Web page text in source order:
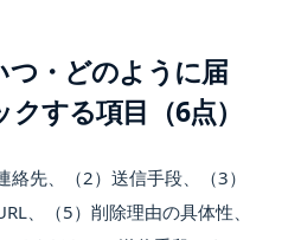
・どのように届
する項目（6点）
先、（2）送信手段、（3）
、（5）削除理由の具体性、